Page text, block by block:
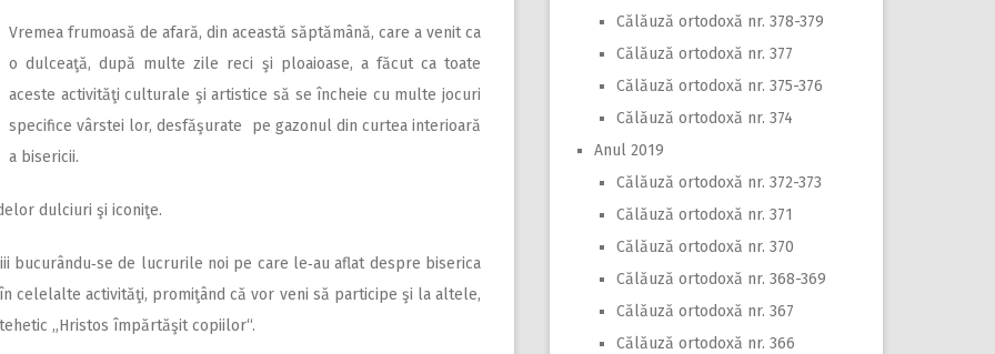
Vremea frumoasă de afară, din această săptămână, care a venit ca
o dulceaţă, după multe zile reci şi ploaioase, a făcut ca toate
aceste activităţi culturale şi artistice să se încheie cu multe jocuri
specifice vârstei lor, desfăşurate pe gazonul din curtea interioară
a bisericii.
dulciuri şi iconiţe.
bucurându‑se de lucrurile noi pe care le‑au aflat despre biserica
celelalte activităţi, promiţând că vor veni să participe şi la altele,
„Hristos împărtăşit copiilor“.
Călăuză ortodoxă nr. 378-379
Călăuză ortodoxă nr. 377
Călăuză ortodoxă nr. 375-376
Călăuză ortodoxă nr. 374
Anul 2019
Călăuză ortodoxă nr. 372-373
Călăuză ortodoxă nr. 371
Călăuză ortodoxă nr. 370
Călăuză ortodoxă nr. 368-369
Călăuză ortodoxă nr. 367
Călăuză ortodoxă nr. 366